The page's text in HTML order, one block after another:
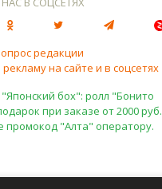
редакции
на сайте и в соцсетях
бох": ролл "Бонито
при заказе от 2000 руб.
промокод "Алта" оператору.